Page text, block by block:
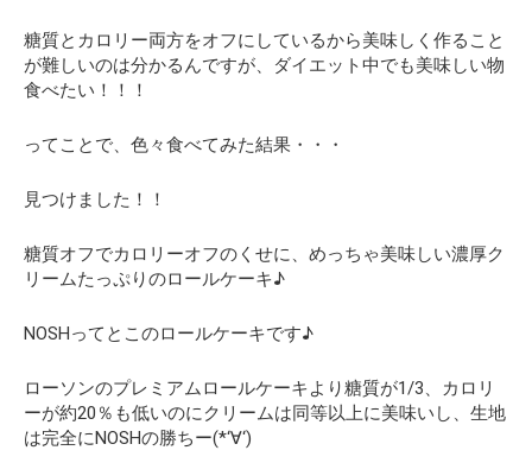
糖質とカロリー両方をオフにしているから美味しく作ること
が難しいのは分かるんですが、
ダイエット中でも美味しい物
食べたい！！！
ってことで、色々食べてみた結果・・・
見つけました！！
糖質オフでカロリーオフのくせに、めっちゃ美味しい濃厚ク
リームたっぷりのロールケーキ♪
NOSHってとこのロールケーキです♪
ローソンのプレミアムロールケーキより糖質が1/3、カロリ
ーが約20％も低いのにクリームは同等以上に美味いし、生地
は完全にNOSHの勝ちー(*‘∀‘)